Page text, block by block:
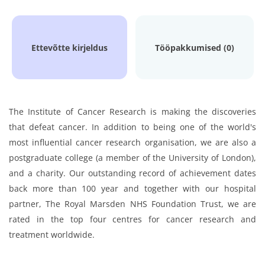
Ettevõtte kirjeldus Tööpakkumised (0)
The Institute of Cancer Research is making the discoveries
that defeat cancer. In addition to being one of the world's
most influential cancer research organisation, we are also a
postgraduate college (a member of the University of London),
and a charity. Our outstanding record of achievement dates
back more than 100 year and together with our hospital
partner, The Royal Marsden NHS Foundation Trust, we are
rated in the top four centres for cancer research and
treatment worldwide.